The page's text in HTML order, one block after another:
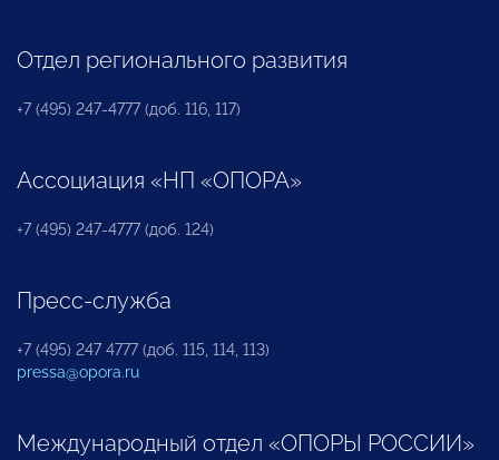
Отдел регионального развития
+7 (495) 247-4777 (доб. 116, 117)
Ассоциация «НП «ОПОРА»
+7 (495) 247-4777 (доб. 124)
Пресс-служба
+7 (495) 247 4777 (доб. 115, 114, 113)
pressa@opora.ru
Международный отдел «ОПОРЫ РОССИИ»